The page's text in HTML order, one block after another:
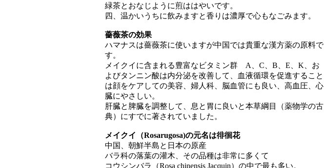
緑茶とおなじように煎ははやいです。
四、温かいうちに飲みますと香りは濃厚で心もなごみます。
薔薇茶の効果
ハマナスは薔薇茶に使いますが中国では貴重な漢方薬の原料で
す。
メイクイに含まれる豊富なビタミン群 A、C、B、E、K、お
よびタンニン酸は内分泌を改善して、血液循環を促進すること
は顔をケアしての美容、婦人科、脳血管にも良い、高血圧、心
臓にやさしい。
肝臓と脾臓を調整して、息と胃に良いと本草綱目（薬物学の古
典）にすでに著されていました。
メイクイ（Rosarugosa)の元名は徘徊花
中国、朝鮮半島と日本の原産
バラ科の落葉の灌木、その品種は非常に多くて
コウシンバラ（Rosa chinensis Jacquin）の中で最も多い。